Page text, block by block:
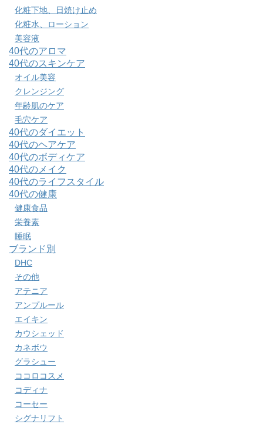
化粧下地、日焼け止め
化粧水、ローション
美容液
40代のアロマ
40代のスキンケア
オイル美容
クレンジング
年齢肌のケア
毛穴ケア
40代のダイエット
40代のヘアケア
40代のボディケア
40代のメイク
40代のライフスタイル
40代の健康
健康食品
栄養素
睡眠
ブランド別
DHC
その他
アテニア
アンプルール
エイキン
カウシェッド
カネボウ
グラシュー
ココロコスメ
コディナ
コーセー
シグナリフト